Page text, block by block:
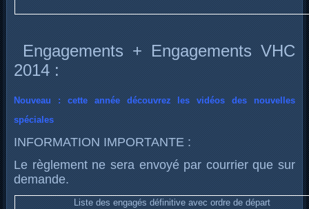
Engagements + Engagements VHC
2014 :
Nouveau : cette année découvrez les vidéos des nouvelles
spéciales
INFORMATION IMPORTANTE :
Le règlement ne sera envoyé par courrier que sur
demande.
Liste des engagés définitive avec ordre de départ